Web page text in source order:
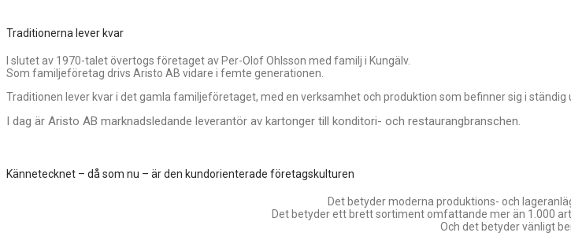
Traditionerna lever kvar
I slutet av 1970-talet övertogs företaget av Per-Olof Ohlsson med familj i Kungälv.
Som familjeföretag drivs Aristo AB vidare i femte generationen.
Traditionen lever kvar i det gamla familjeföretaget, med en verksamhet och produktion som befinner sig i ständig
I dag är Aristo AB marknadsledande leverantör av kartonger till konditori- och restaurangbranschen.
Kännetecknet – då som nu – är den kundorienterade företagskulturen
Det betyder moderna produktions- och
Det betyder ett brett sortiment omfattande mer än 1.000
Och det betyder vänligt